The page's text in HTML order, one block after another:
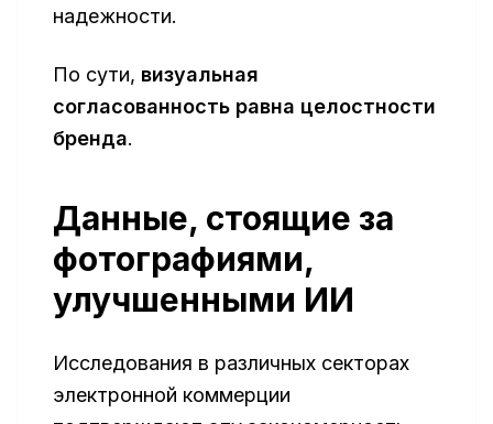
надежности.
По сути, визуальная
согласованность равна целостности
бренда.
Данные, стоящие за
фотографиями,
улучшенными ИИ
Исследования в различных секторах
электронной коммерции